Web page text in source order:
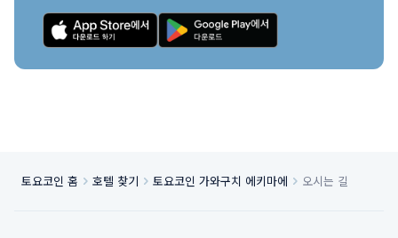
토요코인 홈 호텔 찾기 토요코인 가와구치 에키마에 오시는 길